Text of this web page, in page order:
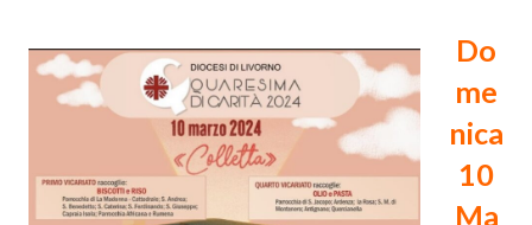
Do
me
nica
10
Ma